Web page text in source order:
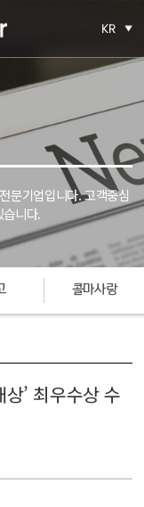
KR
문기업입니다.고객중심
습니다.
콜마사랑
’ 최우수상 수